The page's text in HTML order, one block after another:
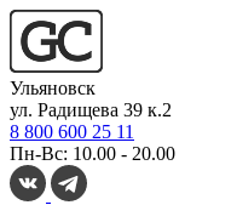
Ульяновск
ул. Радищева 39 к.2
8 800 600 25 11
Пн-Вс: 10.00 - 20.00